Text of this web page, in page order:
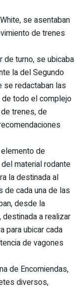
se asentaban
de trenes
de turno, se ubicaba
la del Segundo
se redactaban las
todo el complejo
trenes, de
de
material rodante
la destinada al
de cada una de las
desde la
a realizar
para ubicar cada
de vagones
de Encomiendas,
diversos,